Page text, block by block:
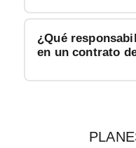
¿Qué
en un contrato